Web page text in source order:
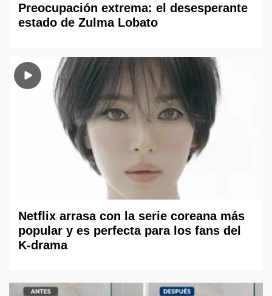
Preocupación extrema: el desesperante
estado de Zulma Lobato
Netflix arrasa con la serie coreana más
popular y es perfecta para los fans del
K-drama